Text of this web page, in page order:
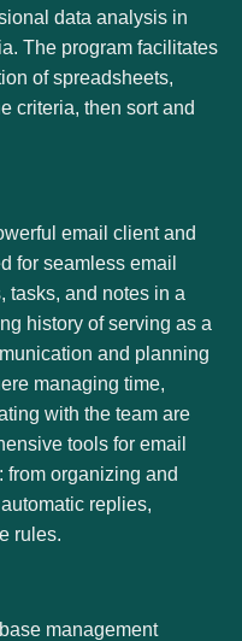
data analysis in
The program facilitates
of spreadsheets,
criteria, then sort and
email client and
for seamless email
tasks, and notes in a
history of serving as a
and planning
managing time,
with the team are
tools for email
organizing and
replies,
rules.
management